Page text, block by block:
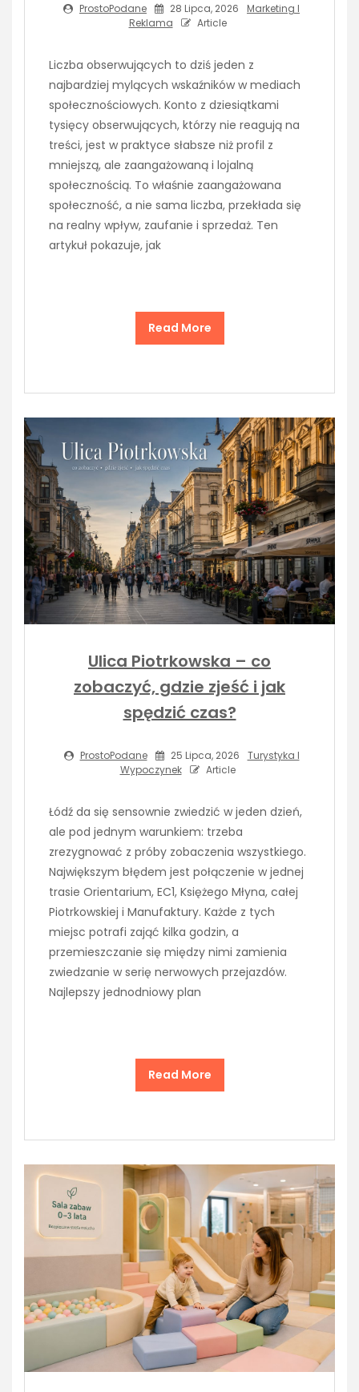
ProstoPodane 28 Lipca, 2026
Marketing I
Reklama
Article
Liczba obserwujących to dziś jeden z
najbardziej mylących wskaźników w mediach
społecznościowych. Konto z dziesiątkami
tysięcy obserwujących, którzy nie reagują na
treści, jest w praktyce słabsze niż profil z
mniejszą, ale zaangażowaną i lojalną
społecznością. To właśnie zaangażowana
społeczność, a nie sama liczba, przekłada się
na realny wpływ, zaufanie i sprzedaż. Ten
artykuł pokazuje, jak
Read More
Ulica Piotrkowska – co
zobaczyć, gdzie zjeść i jak
spędzić czas?
ProstoPodane 25 Lipca, 2026
Turystyka I
Wypoczynek
Article
Łódź da się sensownie zwiedzić w jeden dzień,
ale pod jednym warunkiem: trzeba
zrezygnować z próby zobaczenia wszystkiego.
Największym błędem jest połączenie w jednej
trasie Orientarium, EC1, Księżego Młyna, całej
Piotrkowskiej i Manufaktury. Każde z tych
miejsc potrafi zająć kilka godzin, a
przemieszczanie się między nimi zamienia
zwiedzanie w serię nerwowych przejazdów.
Najlepszy jednodniowy plan
Read More